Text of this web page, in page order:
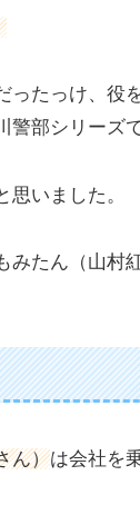
たっけ、役
部シリーズで
いました。
たん（山村
ん）は会社を